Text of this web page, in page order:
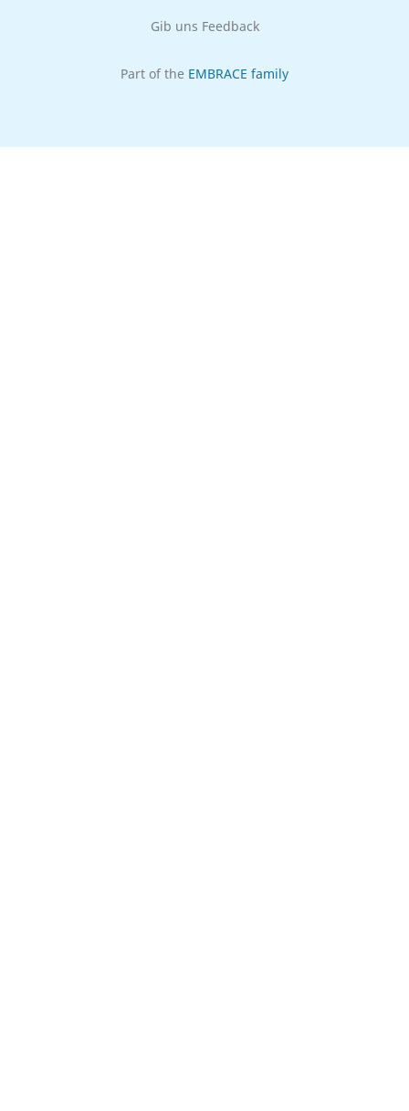
Gib uns Feedback
Part of the EMBRACE family